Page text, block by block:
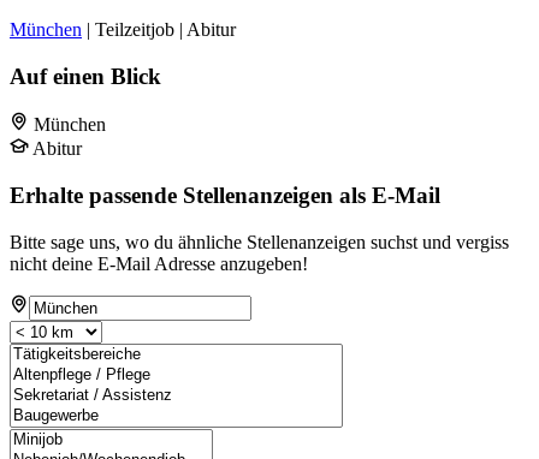
München | Teilzeitjob | Abitur
Auf einen Blick
München
Abitur
Erhalte passende Stellenanzeigen als E-Mail
Bitte sage uns, wo du ähnliche Stellenanzeigen suchst und vergiss
nicht deine E-Mail Adresse anzugeben!